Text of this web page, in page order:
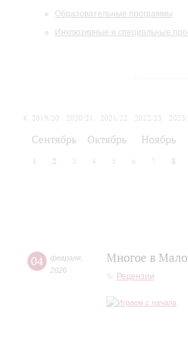
Образовательные программы
Инклюзивные и специальные
2019/20 2020/21 2021/22 2022/23
Сентябрь Октябрь Ноябрь
1 2 3 4 5 6 7 8
04 февраля
2026
Многое в
Рецензии